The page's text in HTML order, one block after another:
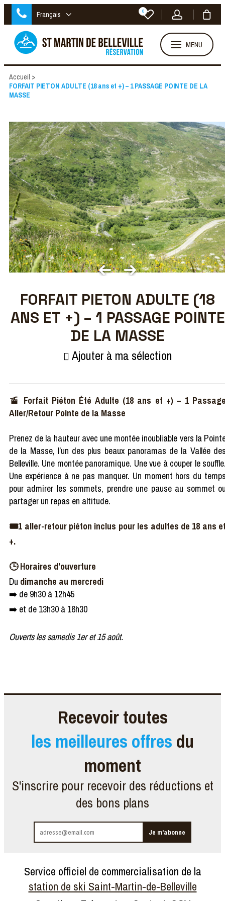
Français 0
MENU
Accueil >
FORFAIT PIETON ADULTE (18 ans et +) – 1 PASSAGE POINTE DE LA
MASSE
FORFAIT PIETON ADULTE (18
ANS ET +) – 1 PASSAGE POINTE
DE LA MASSE
Ajouter à ma sélection
🚡 Forfait Piéton Été Adulte (18 ans et +) – 1
Aller/Retour Pointe de la Masse
Prenez de la hauteur avec une montée inoubliable vers la
de la Masse, l’un des plus beaux panoramas de la Vallée
Belleville. Une montée panoramique. Une vue à couper le
Une expérience à ne pas manquer. Un moment hors du
pour admirer les sommets, prendre une pause au sommet
partager un repas en altitude.
🎟️1 aller-retour piéton inclus pour les adultes de 18 ans
+.
🕒 Horaires d’ouverture
Du dimanche au mercredi
➡️ de 9h30 à 12h45
➡️ et de 13h30 à 16h30
Ouverts les samedis 1er et 15 août.
Recevoir toutes
les meilleures offres du
moment
S'inscrire pour recevoir des réductions et
des bons plans
Service officiel de commercialisation de la
station de ski Saint-Martin-de-Belleville